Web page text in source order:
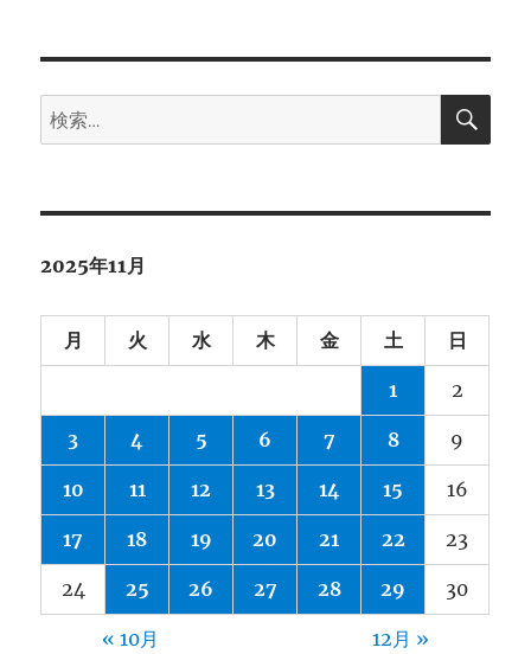
検
索:
検
2025年11月
月 火 水 木 金 土 日
1 2
3 4 5 6 7 8 9
10 11 12 13 14 15 16
17 18 19 20 21 22 23
24 25 26 27 28 29 30
« 10月 12月 »